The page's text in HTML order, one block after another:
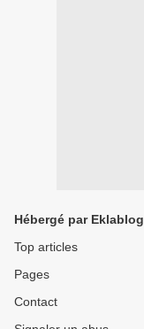
Hébergé par Eklablog
Top articles
Pages
Contact